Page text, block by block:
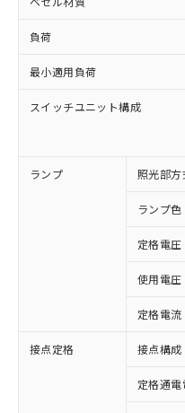
負荷
最小適用負荷
スイッチユニット構成
ランプ 照光部方
ランプ色
定格電圧
使用電圧
定格電流
接点定格 接点構成
定格通電
ご利用条件
以下の条件をお
ご利用ください。
商品の当社
(税抜)を提
対応済み：
非含有に対応した
対応予定：EU
有に対応した製品
対応予定なし：
非含有に非対応
定はありません。
調査・確認中：
非含有の対応状況
非該当品：ライセ
害物質有無と関
※1 中国
「○」：最大均質
基準値以下であ